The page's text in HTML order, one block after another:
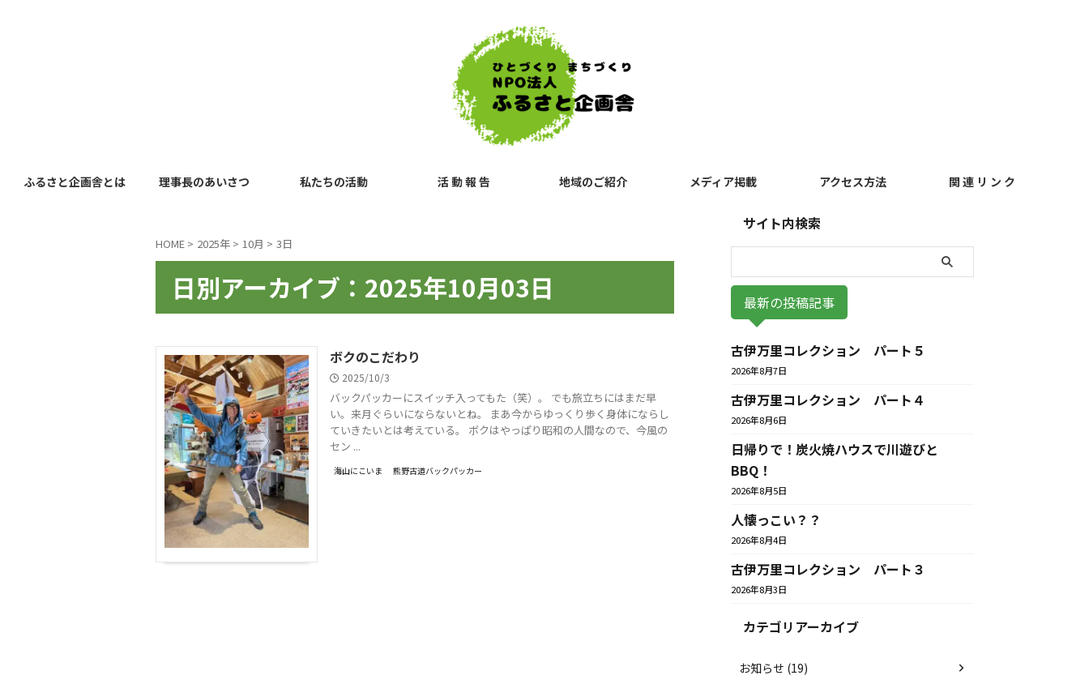
ふるさと企画舎とは 理事長のあいさつ 私たちの活動 活 動 報 告 地域のご紹介 メディア掲載 アクセス方法 関 連 リ ン ク
HOME > 2025年 > 10月 > 3日
日別アーカイブ：2025年10月03日
ボクのこだわり
2025/10/3
バックパッカーにスイッチ入ってもた（笑）。 でも旅立ちにはまだ早
い。来月ぐらいにならないとね。 まあ今からゆっくり歩く身体にならし
ていきたいとは考えている。 ボクはやっぱり昭和の人間なので、今風の
セン ...
海山にこいま 熊野古道バックパッカー
サイト内検索
最新の投稿記事
古伊万里コレクション パート５
2026年8月7日
古伊万里コレクション パート４
2026年8月6日
日帰りで！炭火焼ハウスで川遊びと
BBQ！
2026年8月5日
人懐っこい？？
2026年8月4日
古伊万里コレクション パート３
2026年8月3日
カテゴリアーカイブ
お知らせ (19)